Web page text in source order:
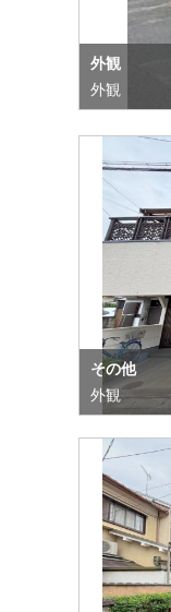
外観
外観
その他
外観